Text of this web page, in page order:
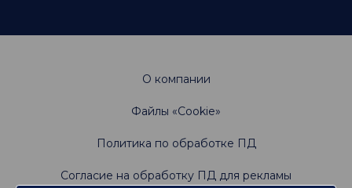
О компании
Файлы «Cookie»
Политика по обработке ПД
Согласие на обработку ПД для рекламы